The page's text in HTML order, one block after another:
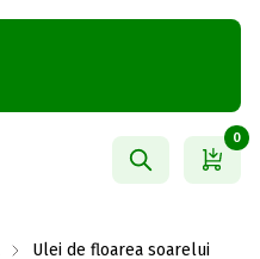
0
Ulei de floarea soarelui